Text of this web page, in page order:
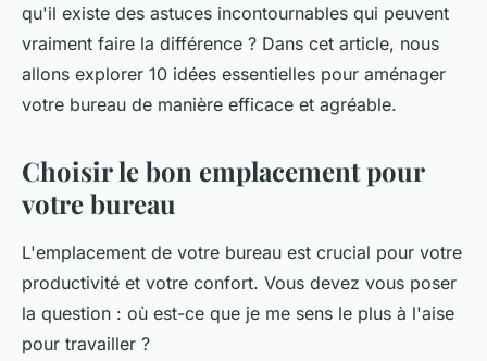
qu'il existe des astuces incontournables qui peuvent
vraiment faire la différence ? Dans cet article, nous
allons explorer 10 idées essentielles pour aménager
votre bureau de manière efficace et agréable.
Choisir le bon emplacement pour
votre bureau
L'emplacement de votre bureau est crucial pour votre
productivité et votre confort. Vous devez vous poser
la question : où est-ce que je me sens le plus à l'aise
pour travailler ?